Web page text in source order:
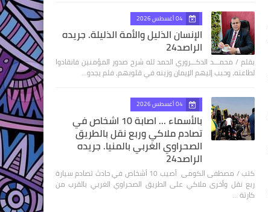
04 أغسطس 2026
الإنسان الذليل والأمة الذليلة. جريده
الراصد24
بقلم / محمـــد الدكـــروري الحمد لله شرح صدور المؤمنين فانقادوا
لطاعته، وحبب إليهم الإيمان وزينه في قلوبهم، فلم يجدو…
04 أغسطس 2026
بالأسماء ... اصابة 10 اشخاص في
تصادم ملاكي وربع نقل بالطريق
الصحراوي الغربي بالمنيا. جريده
الراصد24
كتب / مصطفى الكومى أصيب 10 أشخاص في حادث تصادم سيارة
ربع نقل وأخرى ملاكي على الطريق الصحراوي الغربي بالقرب من
كارتة …